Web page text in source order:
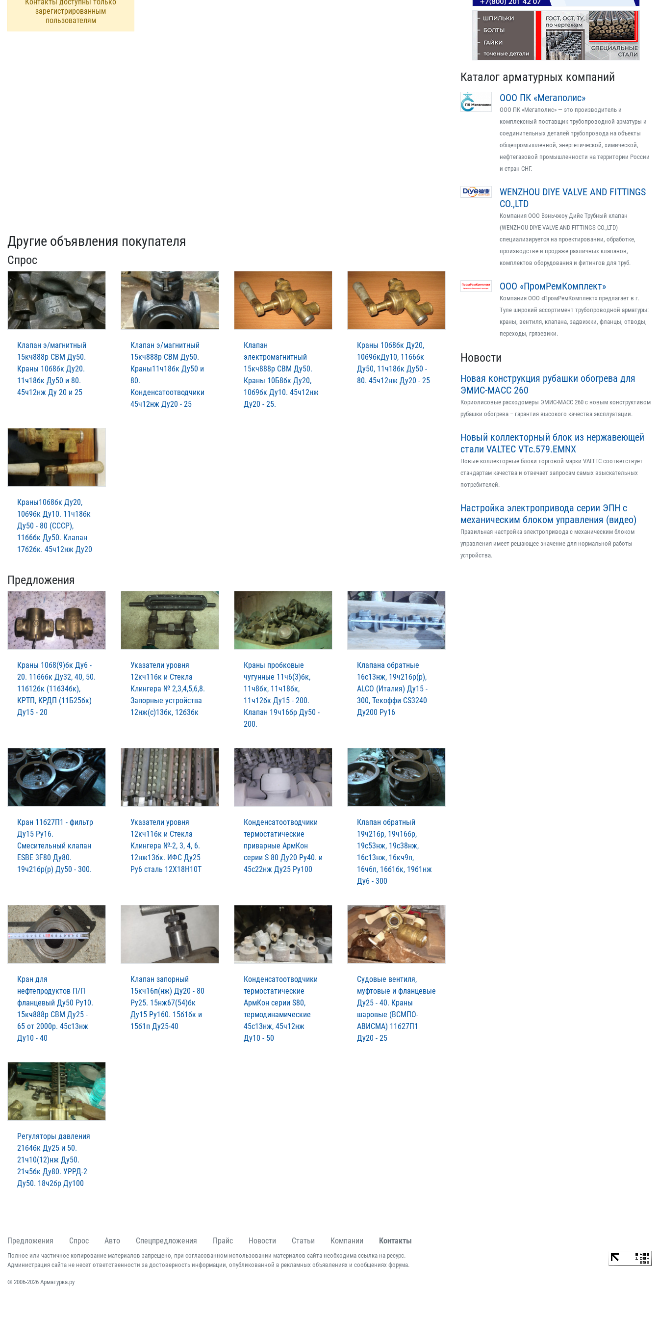
зарегистрированным
пользователям
Другие объявления покупателя
Спрос
Клапан э/магнитный
15кч888р СВМ Ду50.
Краны 10б8бк Ду20.
11ч18бк Ду50 и 80.
45ч12нж Ду 20 и 25
Клапан э/магнитный
15кч888р СВМ Ду50.
Краны11ч18бк Ду50 и
80.
Конденсатоотводчики
45ч12нж Ду20 - 25
Клапан
электромагнитный
15кч888р СВМ Ду50.
Краны 10Б8бк Ду20,
10б9бк Ду10. 45ч12нж
Ду20 - 25.
Краны 10б8бк Ду20,
10б9бкДу10, 11б6бк
Ду50, 11ч18бк Ду50 -
80. 45ч12нж Ду20 - 25
Краны10б8бк Ду20,
10б9бк Ду10. 11ч18бк
Ду50 - 80 (СССР),
11б6бк Ду50. Клапан
17б2бк. 45ч12нж Ду20
Предложения
Краны 10б8(9)бк Ду6 -
20. 11б6бк Ду32, 40, 50.
11б12бк (11б34бк),
КРТП, КРДП (11Б25бк)
Ду15 - 20
Указатели уровня
12кч11бк и Стекла
Клингера № 2,3,4,5,6,8.
Запорные устройства
12нж(с)13бк, 12б3бк
Краны пробковые
чугунные 11ч6(3)бк,
11ч8бк, 11ч18бк,
11ч12бк Ду15 - 200.
Клапан 19ч16бр Ду50 -
200.
Клапана обратные
16с13нж, 19ч21бр(р),
ALCO (Италия) Ду15 -
300, Текоффи CS3240
Ду200 Ру16
Кран 11б27П1 - фильтр
Ду15 Ру16.
Смесительный клапан
ESBE 3F80 Ду80.
19ч21бр(р) Ду50 - 300.
Указатели уровня
12кч11бк и Стекла
Клингера №-2, 3, 4, 6.
12нж13бк. ИФС Ду25
Ру6 сталь 12Х18Н10Т
Конденсатоотводчики
термостатические
приварные АрмКон
серии S 80 Ду20 Ру40. и
45с22нж Ду25 Ру100
Клапан обратный
19ч21бр, 19ч16бр,
19с53нж, 19с38нж,
16с13нж, 16кч9п,
16ч6п, 16б1бк, 19б1нж
Ду6 - 300
Кран для
нефтепродуктов П/П
фланцевый Ду50 Ру10.
15кч888р СВМ Ду25 -
65 от 2000р. 45с13нж
Ду10 - 40
Клапан запорный
15кч16п(нж) Ду20 - 80
Ру25. 15нж67(54)бк
Ду15 Ру160. 15б1бк и
15б1п Ду25-40
Конденсатоотводчики
термостатические
АрмКон серии S80,
термодинамические
45с13нж, 45ч12нж
Ду10 - 50
Судовые вентиля,
муфтовые и фланцевые
Ду25 - 40. Краны
шаровые (ВСМПО-
АВИСМА) 11б27П1
Ду20 - 25
Регуляторы давления
21б4бк Ду25 и 50.
21ч10(12)нж Ду50.
21ч5бк Ду80. УРРД-2
Ду50. 18ч2бр Ду100
Каталог арматурных компаний
ООО ПК «Мегаполис»
ООО ПК «Мегаполис» — это производитель и
комплексный поставщик трубопроводной арматуры и
соединительных деталей трубопровода на объекты
общепромышленной, энергетической, химической,
нефтегазовой промышленности на территории России
и стран СНГ.
WENZHOU DIYE VALVE AND FITTINGS
CO.,LTD
Компания ООО Вэньчжоу Дийе Трубный клапан
(WENZHOU DIYE VALVE AND FITTINGS CO.,LTD)
специализируется на проектировании, обработке,
производстве и продаже различных клапанов,
комплектов оборудования и фитингов для труб.
ООО «ПромРемКомплект»
Компания ООО «ПромРемКомплект» предлагает в г.
Туле широкий ассортимент трубопроводной арматуры:
краны, вентиля, клапана, задвижки, фланцы, отводы,
переходы, грязевики.
Новости
Новая конструкция рубашки обогрева для
ЭМИС-МАСС 260
Кориолисовые расходомеры ЭМИС-МАСС 260 с новым конструктивом
рубашки обогрева – гарантия высокого качества эксплуатации.
Новый коллекторный блок из нержавеющей
стали VALTEC VTс.579.EMNX
Новые коллекторные блоки торговой марки VALTEC соответствует
стандартам качества и отвечает запросам самых взыскательных
потребителей.
Настройка электропривода серии ЭПН с
механическим блоком управления (видео)
Правильная настройка электропривода с механическим блоком
управления имеет решающее значение для нормальной работы
устройства.
Предложения Спрос Авто Спецпредложения Прайс Новости Статьи Компании Контакты
Полное или частичное копирование материалов запрещено, при согласованном использовании материалов сайта необходима ссылка на ресурс.
Администрация сайта не несет ответственности за достоверность информации, опубликованной в рекламных объявлениях и сообщениях форума.
© 2006-2026 Арматурка.ру